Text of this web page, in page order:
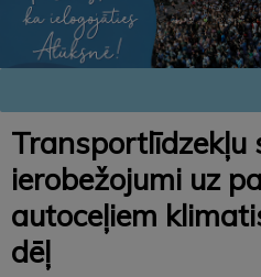
Transportlīdzekļu
ierobežojumi uz
autoceļiem
dēļ